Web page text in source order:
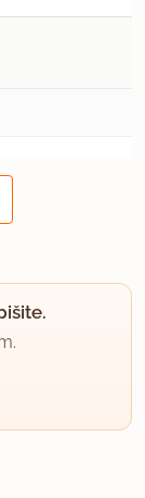
ker na
je v njem
pa je v